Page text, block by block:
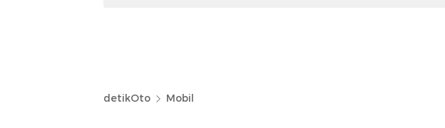
detikOto Mobil